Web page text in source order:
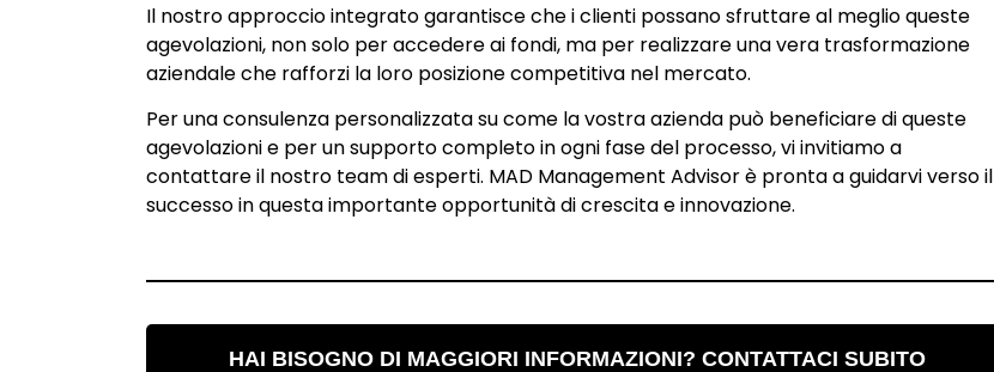
Il nostro approccio integrato garantisce che i clienti possano sfruttare al meglio queste
agevolazioni, non solo per accedere ai fondi, ma per realizzare una vera trasformazione
aziendale che rafforzi la loro posizione competitiva nel mercato.
Per una consulenza personalizzata su come la vostra azienda può beneficiare di queste
agevolazioni e per un supporto completo in ogni fase del processo, vi invitiamo a
contattare il nostro team di esperti. MAD Management Advisor è pronta a guidarvi verso il
successo in questa importante opportunità di crescita e innovazione.
HAI BISOGNO DI MAGGIORI INFORMAZIONI? CONTATTACI SUBITO